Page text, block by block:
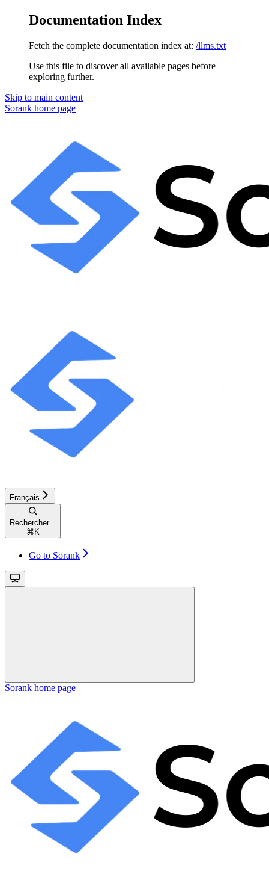
Documentation Index
Fetch the complete documentation index at: /llms.txt
Use this file to discover all available pages before
exploring further.
Skip to main content
Sorank home page
Français
Rechercher...
⌘ K
Go to Sorank
Sorank home page